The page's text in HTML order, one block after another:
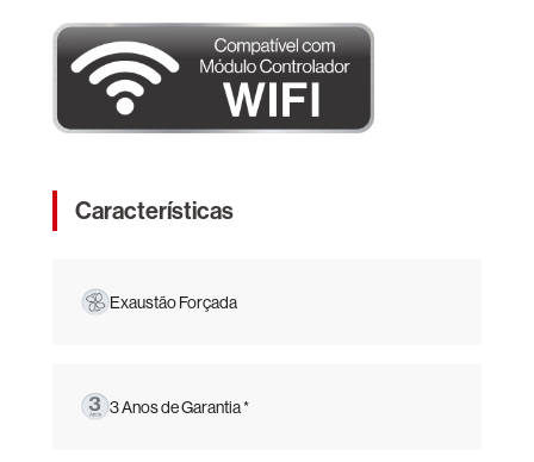
Características
Exaustão Forçada
3 Anos de Garantia *